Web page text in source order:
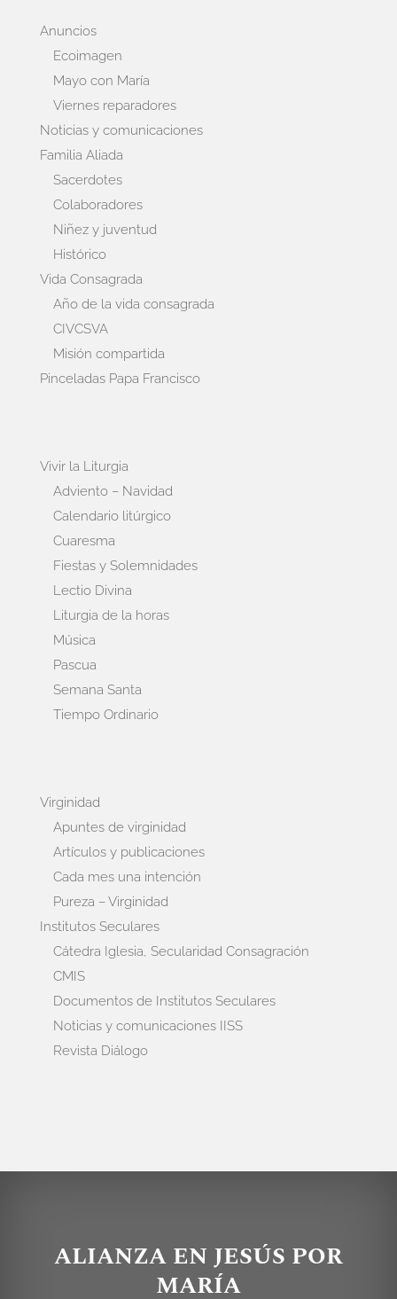
Anuncios
Ecoimagen
Mayo con María
Viernes reparadores
Noticias y comunicaciones
Familia Aliada
Sacerdotes
Colaboradores
Niñez y juventud
Histórico
Vida Consagrada
Año de la vida consagrada
CIVCSVA
Misión compartida
Pinceladas Papa Francisco
Vivir la Liturgia
Adviento – Navidad
Calendario litúrgico
Cuaresma
Fiestas y Solemnidades
Lectio Divina
Liturgia de la horas
Música
Pascua
Semana Santa
Tiempo Ordinario
Virginidad
Apuntes de virginidad
Artículos y publicaciones
Cada mes una intención
Pureza – Virginidad
Institutos Seculares
Cátedra Iglesia, Secularidad Consagración
CMIS
Documentos de Institutos Seculares
Noticias y comunicaciones IISS
Revista Diálogo
ALIANZA EN JESÚS POR
MARÍA